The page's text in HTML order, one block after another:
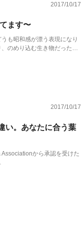
2017/10/17
ます〜
も昭和感が漂う表現になり
、のめり込む生き物だった…
2017/10/17
い。あなたに合う葉
から承認を受けた